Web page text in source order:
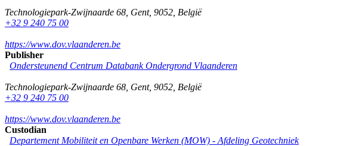
Technologiepark-Zwijnaarde 68 Gent, 9052 België
+32 9 240 75 00
https://www.dov.vlaanderen.be
Publisher
Ondersteunend Centrum Databank Ondergrond Vlaanderen
Technologiepark-Zwijnaarde 68 Gent, 9052 België
+32 9 240 75 00
https://www.dov.vlaanderen.be
Custodian
Departement Mobiliteit en Openbare Werken (MOW) - Afdeling Geotechniek